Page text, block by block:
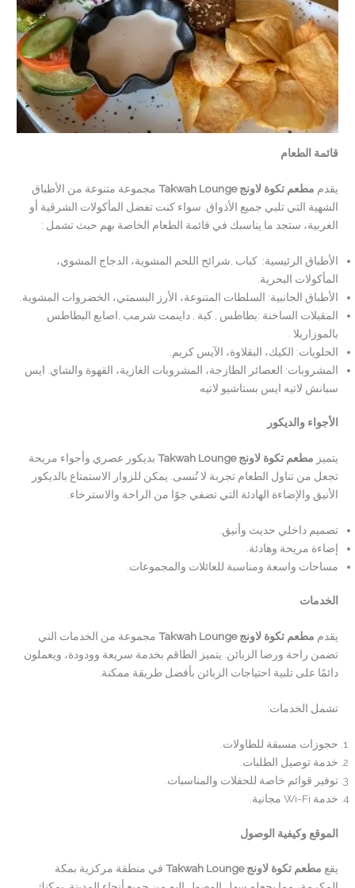
قائمة الطعام
يقدم مطعم تكوة لاونج Takwah Lounge
مجموعة متنوعة من الأطباق
الشهية التي تلبي جميع الأذواق. سواء كنت تفضل المأكولات الشرقية أو
الغربية، ستجد ما يناسبك في قائمة الطعام الخاصة بهم حبث تشمل :
الأطباق الرئيسية: كباب ,شرائح اللحم المشوية، الدجاج المشوي،
المأكولات البحرية.
الأطباق الجانبية: السلطات المتنوعة، الأرز البسمتي، الخضروات المشوية.
المقبلات الساخنة :بطاطس , كبة , داينمت شرمب ,اصابع البطاطس
بالموزاريلا .
الحلويات: الكيك، البقلاوة، الآيس كريم.
المشروبات: العصائر الطازجة، المشروبات الغازية، القهوة والشاي. ايس
سبانش لاتيه ايس بستاشيو لاتيه
الأجواء والديكور
يتميز مطعم تكوة لاونجTakwah Lounge
بديكور عصري وأجواء مريحة
تجعل من تناول الطعام تجربة لا تُنسى. يمكن للزوار الاستمتاع بالديكور
الأنيق والإضاءة الهادئة التي تضفي جوًا من الراحة والاسترخاء.
تصميم داخلي حديث وأنيق.
إضاءة مريحة وهادئة.
مساحات واسعة ومناسبة للعائلات والمجموعات.
الخدمات
يقدم مطعم تكوة لاونجTakwah Lounge
مجموعة من الخدمات التي
تضمن راحة ورضا الزبائن. يتميز الطاقم بخدمة سريعة وودودة، ويعملون
دائمًا على تلبية احتياجات الزبائن بأفضل طريقة ممكنة.
تشمل الخدمات:
حجوزات مسبقة للطاولات.
خدمة توصيل الطلبات.
توفير قوائم خاصة للحفلات والمناسبات.
خدمة Wi-Fi مجانية.
الموقع وكيفية الوصول
يقع مطعم تكوة لاونجTakwah Lounge
في منطقة مركزية بمكة